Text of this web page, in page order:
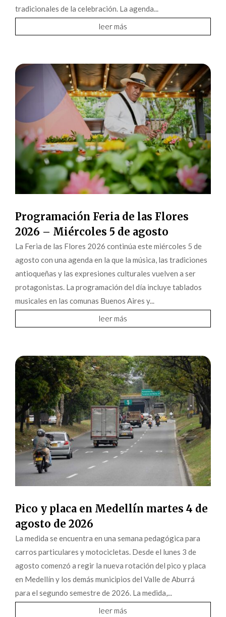
tradicionales de la celebración. La agenda...
leer más
Programación Feria de las Flores
2026 – Miércoles 5 de agosto
La Feria de las Flores 2026 continúa este miércoles 5 de
agosto con una agenda en la que la música, las tradiciones
antioqueñas y las expresiones culturales vuelven a ser
protagonistas. La programación del día incluye tablados
musicales en las comunas Buenos Aires y...
leer más
Pico y placa en Medellín martes 4 de
agosto de 2026
La medida se encuentra en una semana pedagógica para
carros particulares y motocicletas. Desde el lunes 3 de
agosto comenzó a regir la nueva rotación del pico y placa
en Medellín y los demás municipios del Valle de Aburrá
para el segundo semestre de 2026. La medida,...
leer más